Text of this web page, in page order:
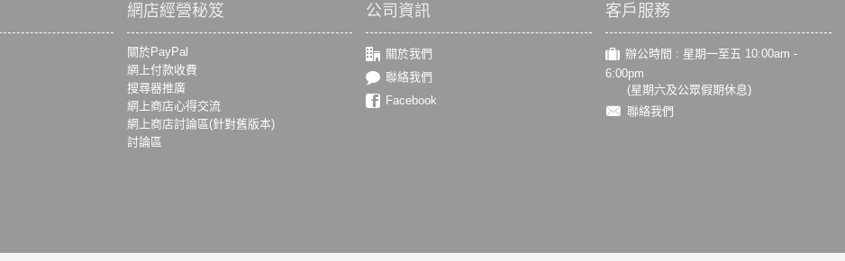
網店經營秘笈
關於PayPal
網上付款收費
搜尋器推廣
網上商店心得交流
網上商店討論區(針對舊版本)
討論區
公司資訊
關於我們
聯絡我們
Facebook
客戶服務
辦公時間 : 星期一至五 10:00am -
6:00pm
(星期六及公眾假期休息)
聯絡我們